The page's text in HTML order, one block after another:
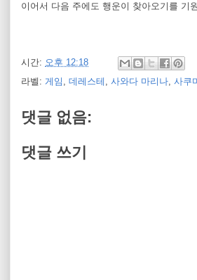
이어서 다음 주에도 행운이 찾아오기를 기
시간: 오후 12:18
라벨: 게임 , 데레스테 , 사와다 마리나, 사쿠
댓글 없음:
댓글 쓰기